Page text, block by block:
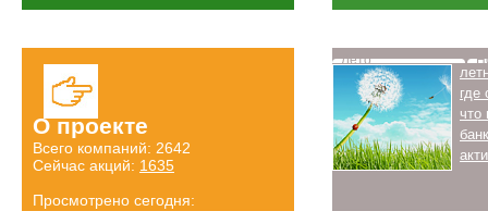
О проекте
Всего компаний: 2642
Сейчас акций: 1635
Просмотрено сегодня:
Лето
где
что